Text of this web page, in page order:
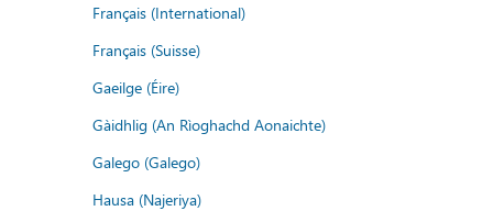
Français (International)
Français (Suisse)
Gaeilge (Éire)
Gàidhlig (An Rìoghachd Aonaichte)
Galego (Galego)
Hausa (Najeriya)